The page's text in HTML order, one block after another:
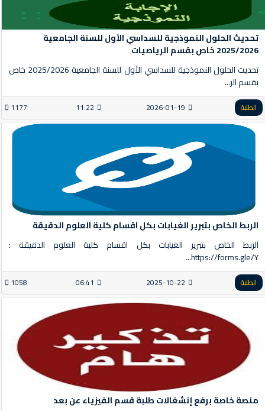
تحديث الحلول النموذجية للسداسي الأول للسنة الجامعية
2025/2026 خاص بقسم الرياصيات
تحديث الحلول النموذجية للسداسي الأول للسنة الجامعية 2025/2026 خاص
بقسم الر...
الطلبة 2026-01-19
11:22
1177
الربط الخاص بتبرير الغيابات بكل اقسام كلية العلوم الدقيقة
الربط الخاص بتبرير الغيابات بكل اقسام كلية العلوم الدقيقة :
https://forms.gle/Y...
الطلبة 2025-10-22
06:41
1058
منصة خاصة برفع إنشغالات طلبة قسم الفيزياء عن بعد